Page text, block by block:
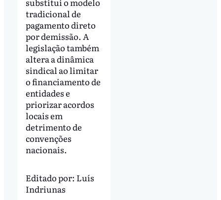
tradicional de
pagamento direto
por demissão. A
legislação também
altera a dinâmica
sindical ao limitar
o financiamento de
entidades e
priorizar acordos
locais em
detrimento de
convenções
nacionais.
Editado por: Luís
Indriunas